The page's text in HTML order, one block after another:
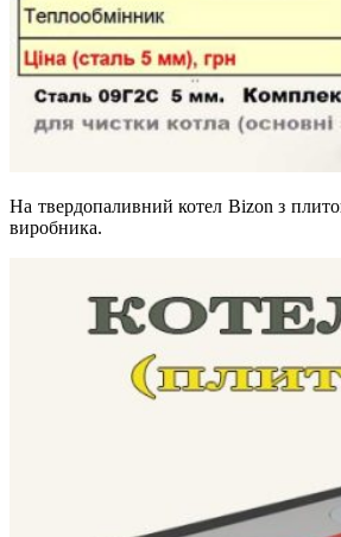
На твердопаливний котел Bizon з
виробника.